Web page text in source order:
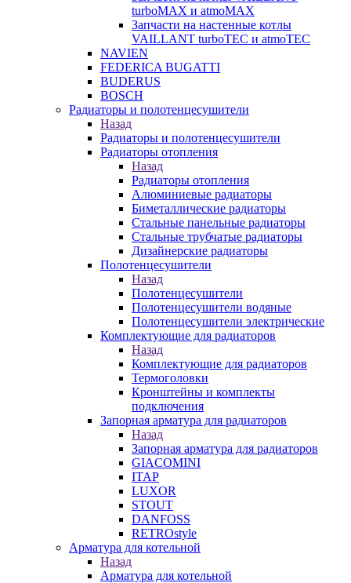
turboMAX и atmoMAX
Запчасти на настенные котлы
VAILLANT turboTEC и atmoTEC
NAVIEN
FEDERICA BUGATTI
BUDERUS
BOSCH
Радиаторы и полотенцесушители
Назад
Радиаторы и полотенцесушители
Радиаторы отопления
Назад
Радиаторы отопления
Алюминиевые радиаторы
Биметаллические радиаторы
Стальные панельные радиаторы
Стальные трубчатые радиаторы
Дизайнерские радиаторы
Полотенцесушители
Назад
Полотенцесушители
Полотенцесушители водяные
Полотенцесушители электрические
Комплектующие для радиаторов
Назад
Комплектующие для радиаторов
Термоголовки
Кронштейны и комплекты
подключения
Запорная арматура для радиаторов
Назад
Запорная арматура для радиаторов
GIACOMINI
ITAP
LUXOR
STOUT
DANFOSS
RETROstyle
Арматура для котельной
Назад
Арматура для котельной